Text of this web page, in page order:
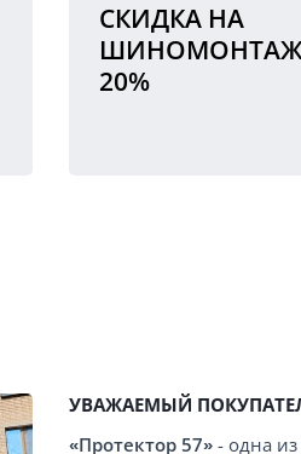
СКИДКА НА
20%
УВАЖАЕМЫЙ
«Протектор 57» - одна